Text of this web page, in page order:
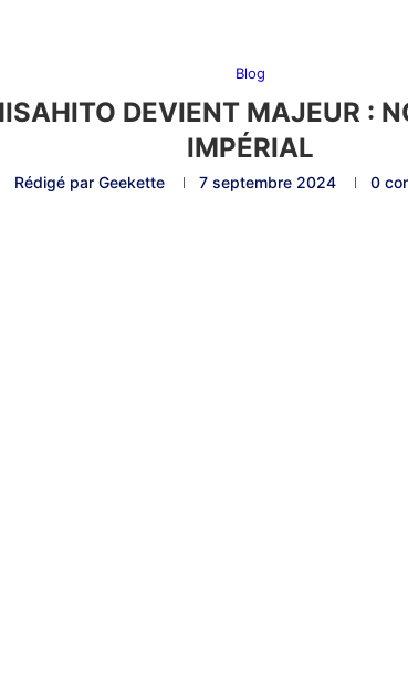
Blog
DEVIENT MAJEUR :
IMPÉRIAL
Rédigé par Geekette 7 septembre 2024 0